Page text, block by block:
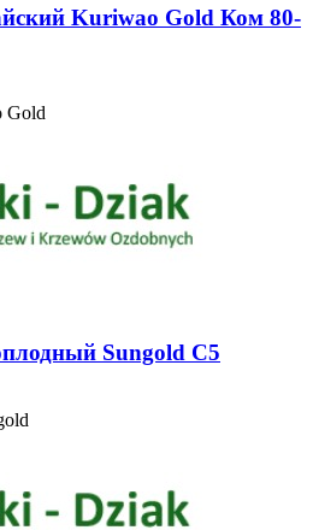
Kuriwao Gold Ком 80-
Gold
Sungold C5